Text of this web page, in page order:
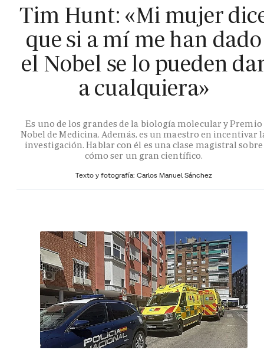
Tim Hunt: «Mi mujer
que si a mí me han dado
el Nobel se lo pueden
a cualquiera»
Es uno de los grandes de la biología molecular y Premio
Nobel de Medicina. Además, es un maestro en incentivar
investigación. Hablar con él es una clase magistral sobre
cómo ser un gran científico.
Texto y fotografía: Carlos Manuel Sánchez